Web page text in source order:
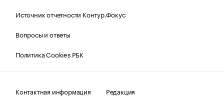
Источник отчетности Контур.Фокус
Вопросы и ответы
Политика Cookies РБК
Контактная информация
Редакция